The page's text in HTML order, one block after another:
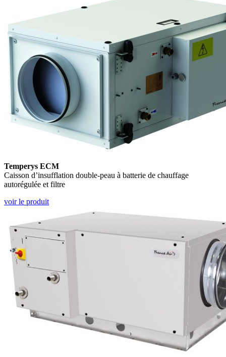
Temperys ECM
Caisson d’insufflation double-peau à batterie de chauffage
autorégulée et filtre
voir le produit